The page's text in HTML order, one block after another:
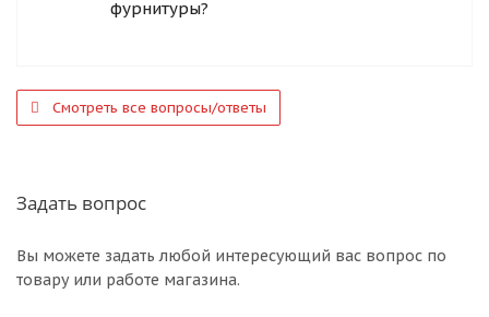
фурнитуры?
Смотреть все вопросы/ответы
Задать вопрос
Вы можете задать любой интересующий вас вопрос по
товару или работе магазина.